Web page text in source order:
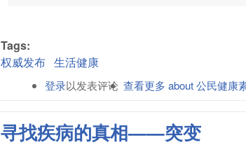
Tags:
权威发布 生活健康
查看更多 about 公民健康
登录以发表评论
寻找疾病的真相——突变